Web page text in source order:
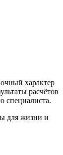
характер
расчётов
специалиста.
для жизни и